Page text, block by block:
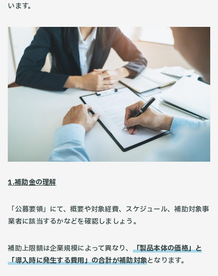
います。
1.補助金の理解
「公募要領」にて、概要や対象経費、スケジュール、補助対象事
業者に該当するかなどを確認しましょう。
補助上限額は企業規模によって異なり、 「製品本体の価格」と
「導入時に発生する費用」の合計が補助対象となります。